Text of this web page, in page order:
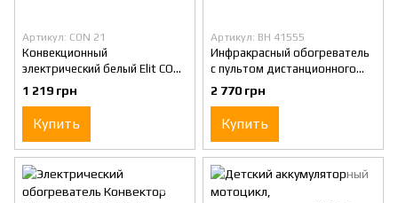
Артикул: CON 21
Конвекционный
электрический белый Elit CON
21 2500 Вт
1 219 грн
Купить
Артикул: BH 41555
Инфракрасный обогреватель
с пультом дистанционного
управления Bass Polska BH
2 770 грн
Купить